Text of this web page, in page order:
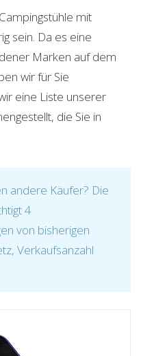
mit
sein. Da es eine
Marken auf dem
wir für Sie
eine Liste unserer
die Sie in
andere Käufer? Die
4
von bisherigen
Verkaufsanzahl